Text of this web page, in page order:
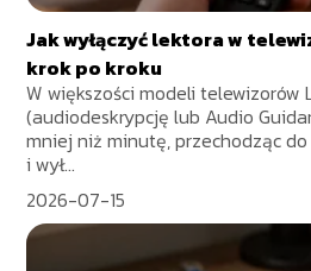
Jak wyłączyć lektora w
krok po kroku
W większości modeli telewizorów
(audiodeskrypcję lub Audio
mniej niż minutę, przechodząc
i wył...
2026-07-15